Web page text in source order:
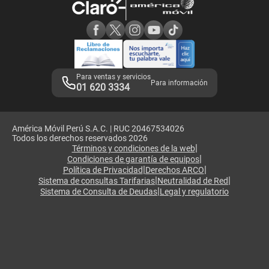
Adquirientes iPhone 6, 6S y SE
Mensaje de Seguridad
Términos y Condiciones de Tienda Claro
Libro de Reclamaciones
Legales de marketplace
Para ventas y servicios
01 620 3334 Para información
América Móvil Perú S.A.C. | RUC 20467534026
Todos los derechos reservados 2026
Términos y condiciones de la web|
Condiciones de garantía de equipos|
Política de Privacidad|Derechos ARCO|
Sistema de consultas Tarifarias|Neutralidad de Red|
Sistema de Consulta de Deudas|Legal y regulatorio